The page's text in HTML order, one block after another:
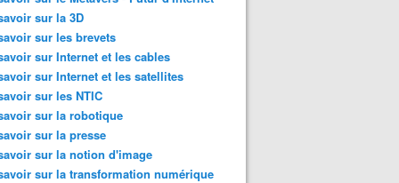
la porte du digital - OOKAWA Corp. Raisonnements
sur la 3D
sur les brevets
sur Internet et les cables
sur Internet et les satellites
sur les NTIC
sur la robotique
sur la presse
sur la notion d'image
sur la transformation numérique